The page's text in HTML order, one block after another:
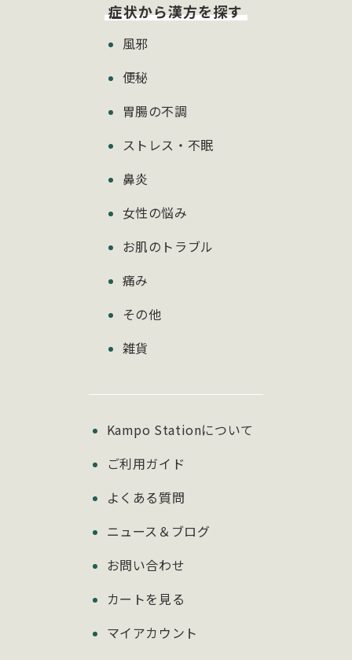
症状から漢方を探す
風邪
便秘
胃腸の不調
ストレス・不眠
鼻炎
女性の悩み
お肌のトラブル
痛み
その他
雑貨
Kampo Stationについて
ご利用ガイド
よくある質問
ニュース＆ブログ
お問い合わせ
カートを見る
マイアカウント